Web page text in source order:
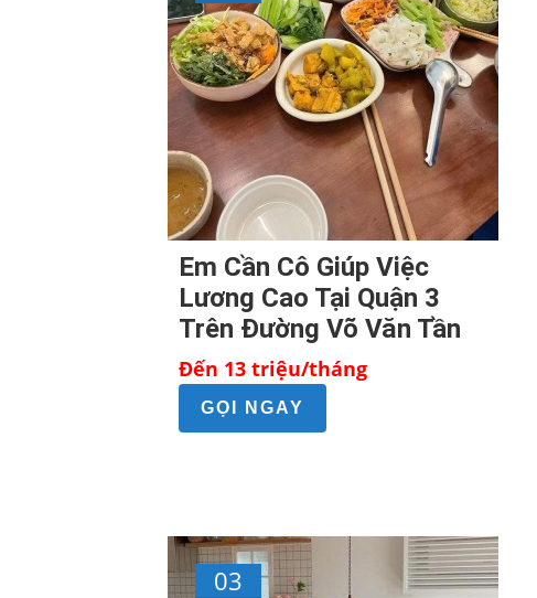
Em Cần Cô Giúp Việc
Lương Cao Tại Quận 3
Trên Đường Võ Văn Tần
Đến 13 triệu/tháng
GỌI NGAY
03